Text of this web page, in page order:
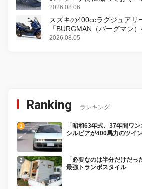
2026.08.06
スズキの400ccラグジュアリ
「BURGMAN（バーグマン
変更し、8月18日に発売
2026.08.05
Ranking ランキング
「昭和63年式、37年間ワ
シルビアが400馬力のツイ
「必要なのは半分だけだ
最強トランポスタイル